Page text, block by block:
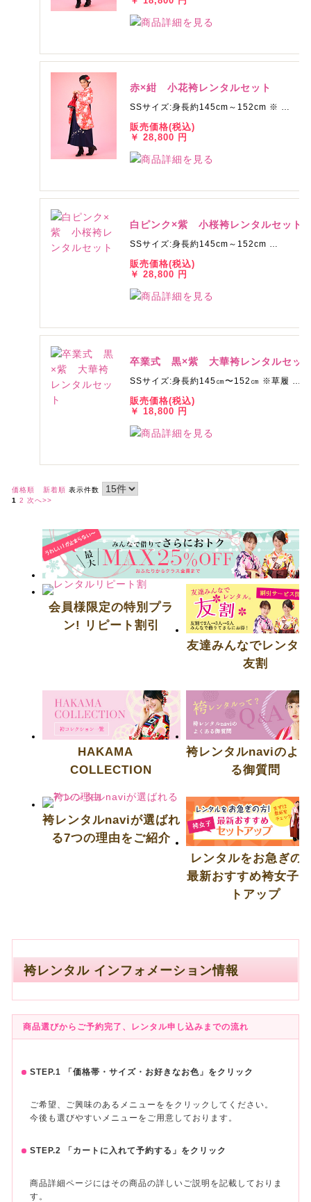
赤×紺 小花袴レンタルセット
SSサイズ:身長約145cm～152cm ※ …
販売価格(税込)
￥ 28,800 円
白ピンク×紫 小桜袴レンタルセット
SSサイズ:身長約145cm～152cm …
販売価格(税込)
￥ 28,800 円
卒業式 黒×紫 大華袴レンタルセッ
SSサイズ:身長約145㎝〜152㎝ ※草履 …
販売価格(税込)
￥ 18,800 円
価格順 新着順 表示件数
1
2 次へ>>
会員様限定の特別プラ
ン! リピート割引
友達みんなでレンタ
友割
HAKAMA
COLLECTION
袴レンタルnaviのよ
る御質問
袴レンタルnaviが選ばれ
る7つの理由をご紹介
レンタルをお急ぎの
最新おすすめ袴女子
トアップ
袴レンタル インフォメーション情報
商品選びからご予約完了、レンタル申し込みまでの流れ
STEP.1 「価格帯・サイズ・お好きなお色」をクリック
ご希望、ご興味のあるメニューををクリックしてください。
今後も選びやすいメニューをご用意しております。
STEP.2 「カートに入れて予約する」をクリック
商品詳細ページにはその商品の詳しいご説明を記載しておりま
す。